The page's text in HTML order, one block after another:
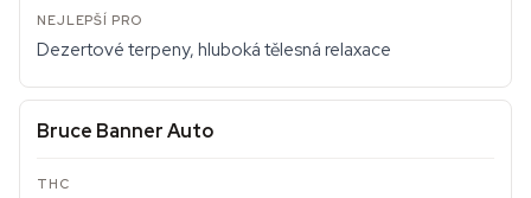
Dezertové terpeny, hluboká tělesná relaxace
Bruce Banner Auto